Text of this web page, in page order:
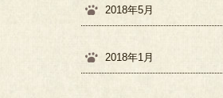
2018年5月
2018年1月